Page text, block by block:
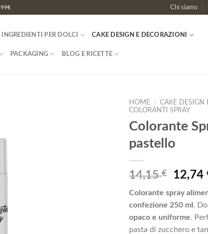
99€ Chi siamo
INGREDIENTI PER DOLCI CAKE DESIGN E DECORAZIONI
PACKAGING BLOG E RICETTE
HOME / CAKE DESIGN
COLORANTI SPRAY
Colorante
pastello
14,15€
Il
era:
14,15
12,74
Colorante spray
confezione 250 ml .
opaco e uniforme.
pasta di zucchero e